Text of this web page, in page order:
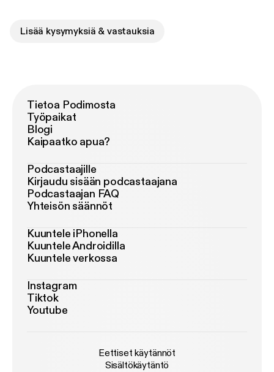
Lisää kysymyksiä & vastauksia
Tietoa Podimosta
Työpaikat
Blogi
Kaipaatko apua?
Podcastaajille
Kirjaudu sisään podcastaajana
Podcastaajan FAQ
Yhteisön säännöt
Kuuntele iPhonella
Kuuntele Androidilla
Kuuntele verkossa
Instagram
Tiktok
Youtube
Eettiset käytännöt
Sisältökäytäntö